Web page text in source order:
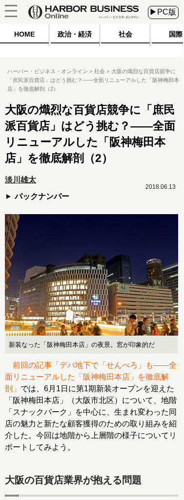
▶PC版
HOME 政治・経済 社会 国際
ハーバー・ビジネス・オンライン 社会
大阪の熾烈な百貨店競争に
「庶民派百貨店」はどう挑む？――全面リニューアルした「阪神梅田本
店」を徹底解剖（2）
大阪の熾烈な百貨店競争に「庶民
派百貨店」はどう挑む？――全面
リニューアルした「阪神梅田本
店」を徹底解剖（2）
淡川雄太
バックナンバー
2018.06.13
新装なった「阪神梅田本店」の夜景。窓が印象的だ
前回の記事「デパ地下で「せんべろ」も――全
面リニューアルした「阪神梅田本店」を徹底解
剖」 では、6月1日に第1期新装オープンを迎えた
「阪神梅田本店」（大阪市北区）について、地階
「スナックパーク」を中心に、生まれ変わった同
店の魅力と新たな顧客獲得のための取り組みを紹
介した。今回は地階から上層階の様子についてリ
ポートしてみよう。
大阪の百貨店業界が抱える問題